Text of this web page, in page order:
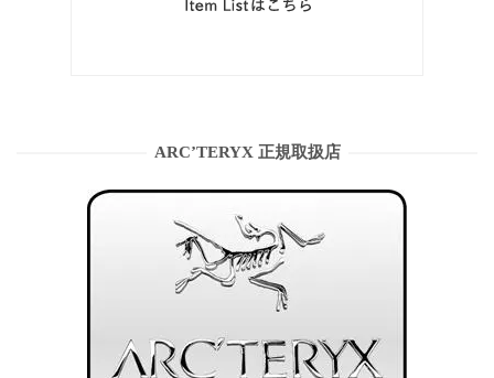
ARC’TERYX 正規取扱店